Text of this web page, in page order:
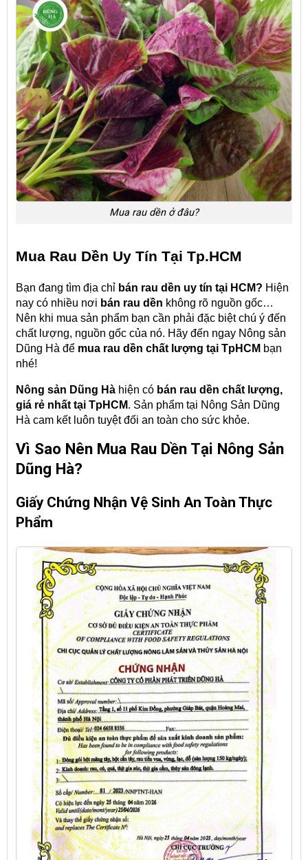
Mua rau dền ở đâu?
Mua Rau Dền Uy Tín Tại Tp.HCM
Bạn đang tìm địa chỉ bán rau dền uy tín tại HCM? Hiện
nay có nhiều nơi bán rau dền không rõ nguồn gốc…
Nên khi mua sản phẩm bạn cần phải đặc biệt chú ý đến
chất lượng, nguồn gốc của nó. Hãy đến ngay Nông sản
Dũng Hà để mua rau dền chất lượng tại TpHCM bạn
nhé!
Nông sản Dũng Hà hiện có bán rau dền chất lượng,
giá rẻ nhất tại TpHCM. Sản phẩm tại Nông Sản Dũng
Hà cam kết luôn tuyệt đối an toàn cho sức khỏe.
Vì Sao Nên Mua Rau Dền Tại Nông Sản
Dũng Hà?
Giấy Chứng Nhận Vệ Sinh An Toàn Thực
Phẩm